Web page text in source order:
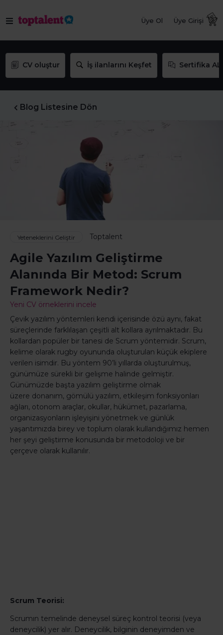
Üye Ol Üye Girişi
CV oluştur İş ilanlarını Keşfet Sertifika AL
Blog Listesine Dön
Yeteneklerini Geliştir Toptalent
Agile Yazılım Geliştirme
Alanında Bir Metod: Scrum
Framework Nedir?
Yeni CV örneklerini incele
Çevik yazılım yöntemleri kendi içerisinde özü aynı, fakat
süreçlerinde farklılaşan çeşitli alt kollara ayrılmaktadır. Bu
kollardan popüler bir tanesi de Scrum yöntemidir. Scrum,
kelime olarak rugby oyununda oluşturulan küçük ekiplere
verilen isimdir. Bu yöntem 90’li yıllarda oluşturulmuş,
günümüze sürekli bir gelişme halinde gelmiştir.
Günümüzde başta yazılım geliştirme olmak
üzere donanım, gömülü yazılım, etkileşim fonksiyonları
ağları, otonom araçlar, okullar, hükümet, pazarlama,
organizasyonların işleyişini yönetmek ve günlük
yaşantımızda birey ve toplum olarak kullandığımız hemen
her şeyi geliştirme konusunda bir metodoloji ve bir
çerçeve olarak kullanılır.
Scrum Teorisi:
Scrumın temelinde deneysel süreç kontrol teorisi (veya
deneycilik) yer alır. Deneycilik, bilginin deneyimden ve